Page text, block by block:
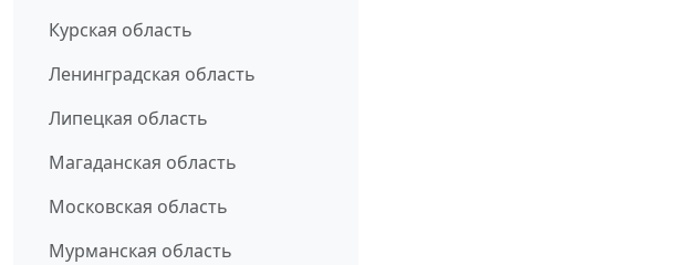
Курская область
Ленинградская область
Липецкая область
Магаданская область
Московская область
Мурманская область